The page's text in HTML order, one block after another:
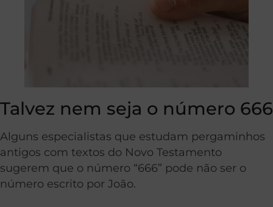
Talvez nem seja o número 666
Alguns especialistas que estudam pergaminhos
antigos com textos do Novo Testamento
sugerem que o número “666” pode não ser o
número escrito por João.